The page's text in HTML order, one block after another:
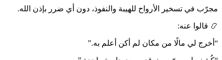
مجرّب في تسخير الأرواح للهيبة والنفوذ، دون أي ضرر بإذن الله.
📿 قالوا عنه:
“أخرج لي مالًا من مكان لم أكن أعلم به.”